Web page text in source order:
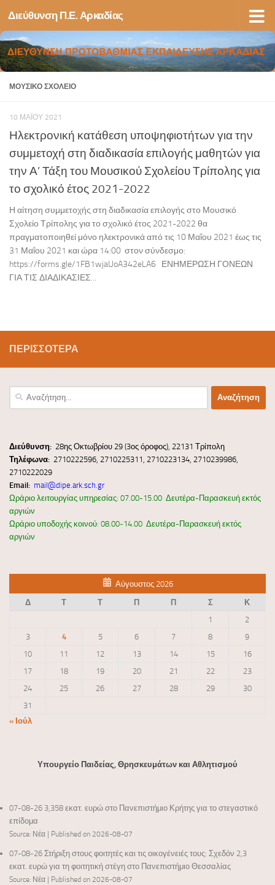
Skip to content
Διεύθυνση Π.Ε. Αρκαδίας
ΜΟΥΣΙΚΌ ΣΧΟΛΕΊΟ
10 ΜΑΪ́ΟΥ 2021
Ηλεκτρονική κατάθεση υποψηφιοτήτων για την
συμμετοχή στη διαδικασία επιλογής μαθητών για
την Α’ Τάξη του Μουσικού Σχολείου Τρίπολης για
το σχολικό έτος 2021-2022
Η αίτηση συμμετοχής στη διαδικασία επιλογής στο Μουσικό
Σχολείο Τρίπολης για το σχολικό έτος 2021-2022 θα
πραγματοποιηθεί μόνο ηλεκτρονικά από τις 10 Μαΐου 2021 έως τις
31 Μαΐου 2021 και ώρα 14:00 στον σύνδεσμο:
https://forms.gle/1FB1wjaUoA342eLA6 ΕΝΗΜΕΡΩΣΗ ΓΟΝΕΩΝ
ΓΙΑ ΤΙΣ ΔΙΑΔΙΚΑΣΙΕΣ...
ΠΕΡΙΣΣΌΤΕΡΑ
Αναζήτηση
Διεύθυνση: 28ης Οκτωβρίου 29 (3ος όροφος), 22131 Τρίπολη
Τηλέφωνα: 2710222596, 2710225311, 2710223134, 2710239986,
2710222029
Email: mail@dipe.ark.sch.gr
Ωράριο λειτουργίας υπηρεσίας: 07.00-15.00 Δευτέρα-Παρασκευή εκτός
αργιών
Ωράριο υποδοχής κοινού: 08.00-14.00 Δευτέρα-Παρασκευή εκτός
αργιών
Αύγουστος 2026
Δ
Τ Τ Π Π Σ
Κ
1
2
3
4 5 6 7 8
9
10
11 12 13 14 15
16
17
18 19 20 21 22
23
24
25 26 27 28 29
30
31
« Ιούλ
Υπουργείο Παιδείας, Θρησκευμάτων και Αθλητισμού
07-08-26 3,358 εκατ. ευρώ στο Πανεπιστήμιο Κρήτης για το στεγαστικό
επίδομα
Source: Νέα Published on 2026-08-07
07-08-26 Στήριξη στους φοιτητές και τις οικογένειές τους: Σχεδόν 2,3
εκατ. ευρώ για τη φοιτητική στέγη στο Πανεπιστήμιο Θεσσαλίας
Source: Νέα Published on 2026-08-07